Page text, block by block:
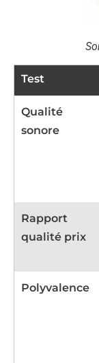
Test
Qualité
sonore
Rapport
qualité prix
Polyvalence